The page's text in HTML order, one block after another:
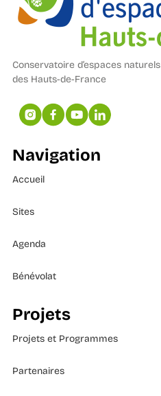
Conservatoire d’espaces naturels
des Hauts-de-France
Navigation
Accueil
Sites
Agenda
Bénévolat
Projets
Projets et Programmes
Partenaires